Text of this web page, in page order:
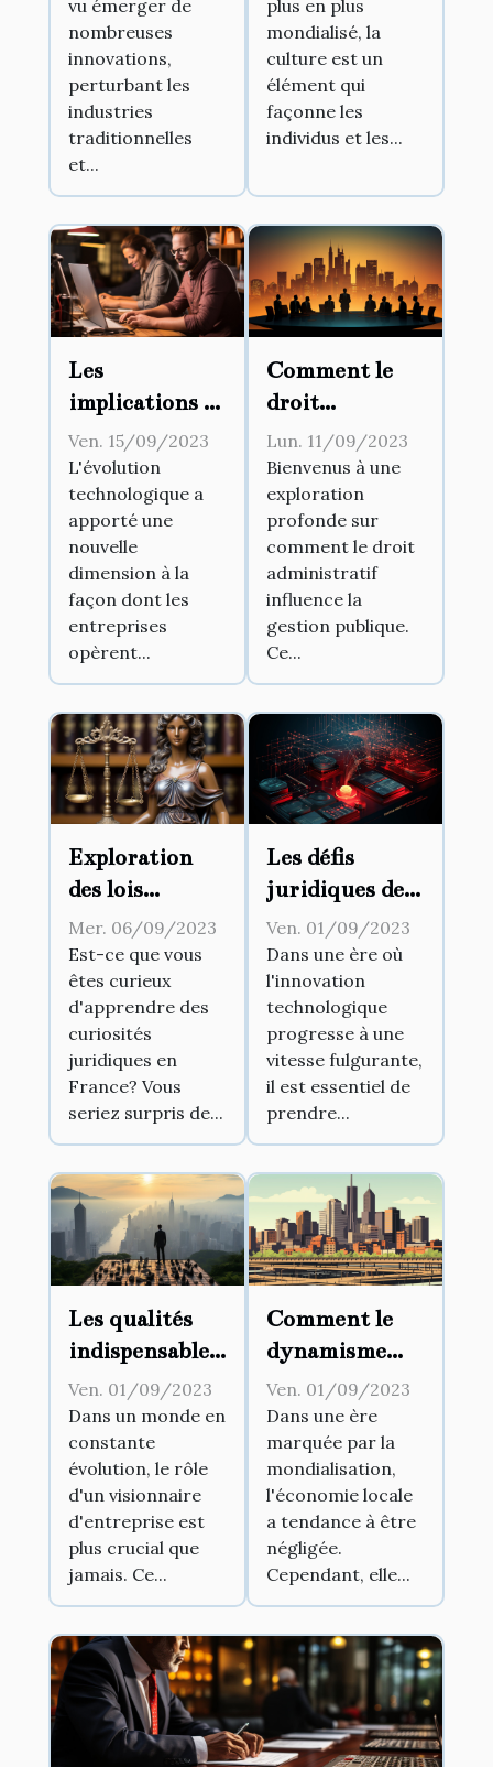
ayant marqué
le 21ème siècle
vu émerger de
nombreuses
innovations,
perturbant les
industries
traditionnelles
et...
influencent la
gestion
d'entreprise
plus en plus
mondialisé, la
culture est un
élément qui
façonne les
individus et les...
Les
implications de
la
digitalisation
des documents
légaux pour les
entreprises
Ven. 15/09/2023
L'évolution
technologique a
apporté une
nouvelle
dimension à la
façon dont les
entreprises
opèrent...
Comment le
droit
administratif
influence la
gestion
publique
Lun. 11/09/2023
Bienvenus à une
exploration
profonde sur
comment le droit
administratif
influence la
gestion publique.
Ce...
Exploration
des lois
insolites en
France
Mer. 06/09/2023
Est-ce que vous
êtes curieux
d'apprendre des
curiosités
juridiques en
France? Vous
seriez surpris de...
Les défis
juridiques de
l'innovation
technologique
Ven. 01/09/2023
Dans une ère où
l'innovation
technologique
progresse à une
vitesse fulgurante,
il est essentiel de
prendre...
Les qualités
indispensables
d'un
visionnaire
d'entreprise
Ven. 01/09/2023
Dans un monde en
constante
évolution, le rôle
d'un visionnaire
d'entreprise est
plus crucial que
jamais. Ce...
Comment le
dynamisme
commercial
peut stimuler
l'économie
locale
Ven. 01/09/2023
Dans une ère
marquée par la
mondialisation,
l'économie locale
a tendance à être
négligée.
Cependant, elle...